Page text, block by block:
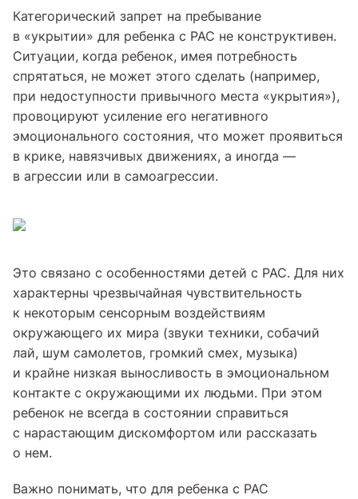
Категорический запрет на пребывание
в «укрытии» для ребенка с РАС не конструктивен.
Ситуации, когда ребенок, имея потребность
спрятаться, не может этого сделать (например,
при недоступности привычного места «укрытия»),
провоцируют усиление его негативного
эмоционального состояния, что может проявиться
в крике, навязчивых движениях, а иногда —
в агрессии или в самоагрессии.
Это связано с особенностями детей с РАС. Для них
характерны чрезвычайная чувствительность
к некоторым сенсорным воздействиям
окружающего их мира (звуки техники, собачий
лай, шум самолетов, громкий смех, музыка)
и крайне низкая выносливость в эмоциональном
контакте с окружающими их людьми. При этом
ребенок не всегда в состоянии справиться
с нарастающим дискомфортом или рассказать
о нем.
Важно понимать, что для ребенка с РАС